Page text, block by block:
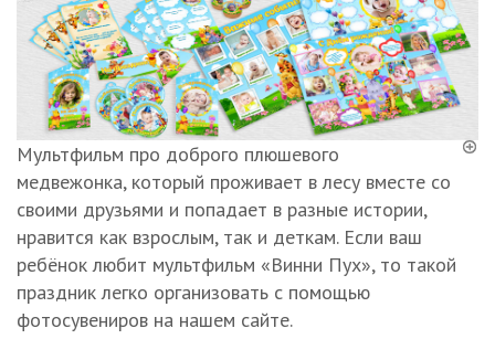
Мультфильм про доброго плюшевого
медвежонка, который проживает в лесу вместе со
своими друзьями и попадает в разные истории,
нравится как взрослым, так и деткам. Если ваш
ребёнок любит мультфильм «Винни Пух», то такой
праздник легко организовать с помощью
фотосувениров на нашем сайте.